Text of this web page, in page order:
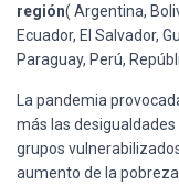
región( Argentina,
Ecuador, El Salvador,
Paraguay, Perú,
La pandemia
más las
grupos
aumento de la